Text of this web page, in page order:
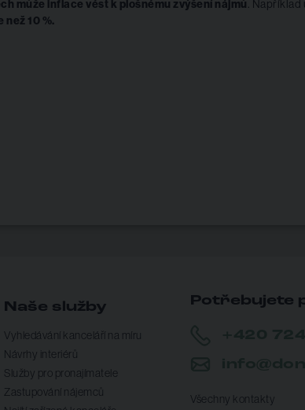
může inflace vést k plošnému zvýšení nájmů . Například
než 10 %.
Naše služby
Vyhledávání kanceláří na míru
Návrhy interiérů
Služby pro pronajímatele
Zastupování nájemců
Potřebujete
Všechny kontakty